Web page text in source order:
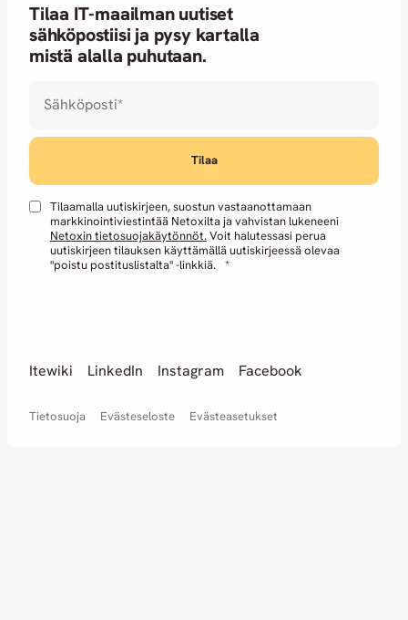
Tietosuoja Evästeseloste Evästeasetukset
Tilaa IT-maailman uutiset
sähköpostiisi ja pysy kartalla
mistä alalla puhutaan.
Sähköposti*
Tilaamalla uutiskirjeen, suostun vastaanottamaan
markkinointiviestintää Netoxilta ja vahvistan lukeneeni
Netoxin tietosuojakäytönnöt.Voit halutessasi perua
uutiskirjeen tilauksen käyttämällä uutiskirjeessä olevaa
"poistu postituslistalta" -linkkiä. *
Itewiki LinkedIn Instagram Facebook